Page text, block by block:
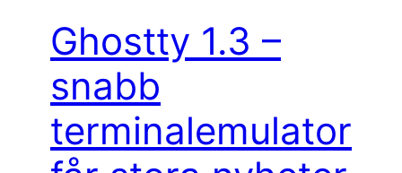
Ghostty 1.3 –
snabb
terminalemulator